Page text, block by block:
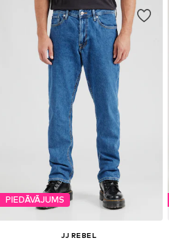
PIEDĀVĀJUMS
JJ REBEL